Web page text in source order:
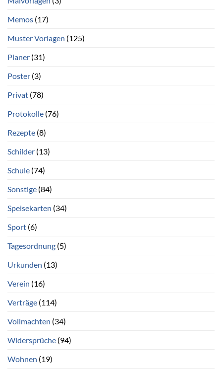
Memos (17)
Muster Vorlagen (125)
Planer (31)
Poster (3)
Privat (78)
Protokolle (76)
Rezepte (8)
Schilder (13)
Schule (74)
Sonstige (84)
Speisekarten (34)
Sport (6)
Tagesordnung (5)
Urkunden (13)
Verein (16)
Verträge (114)
Vollmachten (34)
Widersprüche (94)
Wohnen (19)